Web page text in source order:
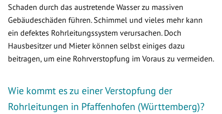
Schaden durch das austretende Wasser zu massiven
Gebäudeschäden führen. Schimmel und vieles mehr kann
ein defektes Rohrleitungssystem verursachen. Doch
Hausbesitzer und Mieter können selbst einiges dazu
beitragen, um eine Rohrverstopfung im Voraus zu vermeiden.
Wie kommt es zu einer Verstopfung der
Rohrleitungen in Pfaffenhofen (Württemberg)?